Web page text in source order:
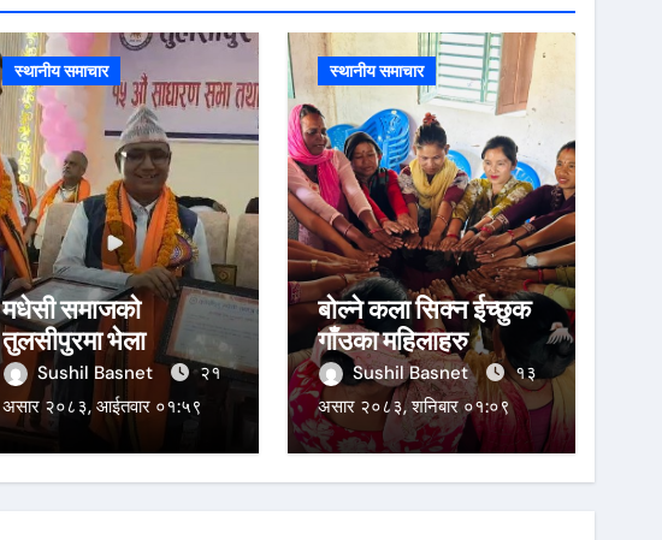
स्थानीय समाचार
मधेसी समाजको
तुलसीपुरमा भेला
Sushil Basnet
२१
असार २०८३, आईतवार ०१:५९
स्थानीय समाचार
बोल्ने कला सिक्न ईच्छुक
गाँउका महिलाहरु
Sushil Basnet
१३
असार २०८३, शनिबार ०१:०९